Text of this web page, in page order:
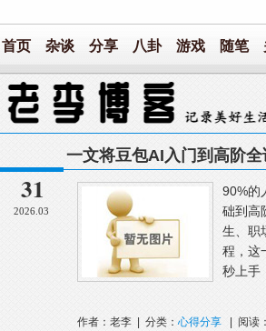
首页 杂谈 分享 八卦 游戏 随笔
31
2026.03
一文将豆包AI入门到高阶全
90%的
础到高
生、职
程，这
秒上手
作者：老李 | 分类：心得分享 | 阅读